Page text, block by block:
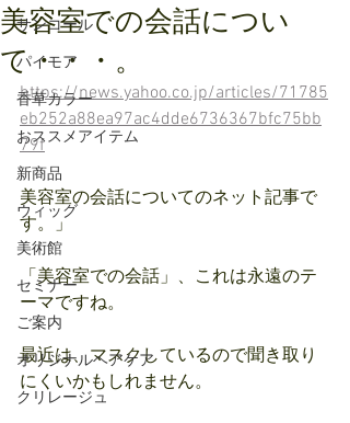
サンコール
パイモア
香草カラー
おススメアイテム
新商品
ウィッグ
美術館
セミナー
ご案内
オリジナルヘアケア
クリレージュ
美容室での会話につい
て・・・。
https://news.yahoo.co.jp/articles/71785
eb252a88ea97ac4dde6736367bfc75bb
79f
美容室の会話についてのネット記事で
す。」
「美容室での会話」、これは永遠のテ
ーマですね。
最近は、マスクしているので聞き取り
にくいかもしれません。